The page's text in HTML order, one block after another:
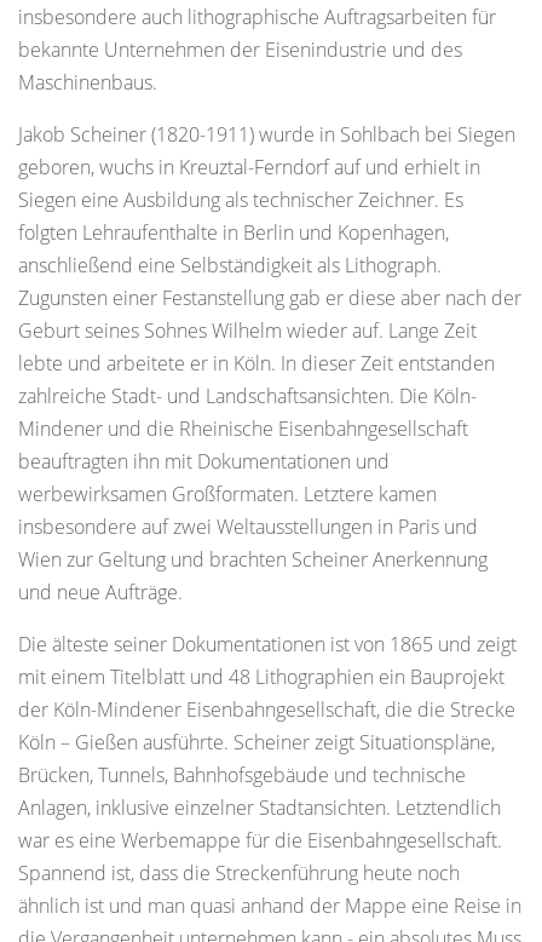
insbesondere auch lithographische Auftragsarbeiten für
bekannte Unternehmen der Eisenindustrie und des
Maschinenbaus.
Jakob Scheiner (1820-1911) wurde in Sohlbach bei Siegen
geboren, wuchs in Kreuztal-Ferndorf auf und erhielt in
Siegen eine Ausbildung als technischer Zeichner. Es
folgten Lehraufenthalte in Berlin und Kopenhagen,
anschließend eine Selbständigkeit als Lithograph.
Zugunsten einer Festanstellung gab er diese aber nach der
Geburt seines Sohnes Wilhelm wieder auf. Lange Zeit
lebte und arbeitete er in Köln. In dieser Zeit entstanden
zahlreiche Stadt- und Landschaftsansichten. Die Köln-
Mindener und die Rheinische Eisenbahngesellschaft
beauftragten ihn mit Dokumentationen und
werbewirksamen Großformaten. Letztere kamen
insbesondere auf zwei Weltausstellungen in Paris und
Wien zur Geltung und brachten Scheiner Anerkennung
und neue Aufträge.
Die älteste seiner Dokumentationen ist von 1865 und zeigt
mit einem Titelblatt und 48 Lithographien ein Bauprojekt
der Köln-Mindener Eisenbahngesellschaft, die die Strecke
Köln – Gießen ausführte. Scheiner zeigt Situationspläne,
Brücken, Tunnels, Bahnhofsgebäude und technische
Anlagen, inklusive einzelner Stadtansichten. Letztendlich
war es eine Werbemappe für die Eisenbahngesellschaft.
Spannend ist, dass die Streckenführung heute noch
ähnlich ist und man quasi anhand der Mappe eine Reise in